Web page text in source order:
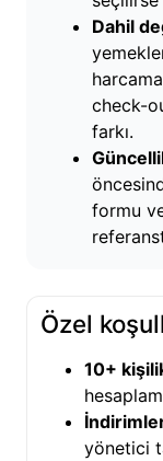
Dahil
check-
farkı.
formu
Özel
10+
yönetici